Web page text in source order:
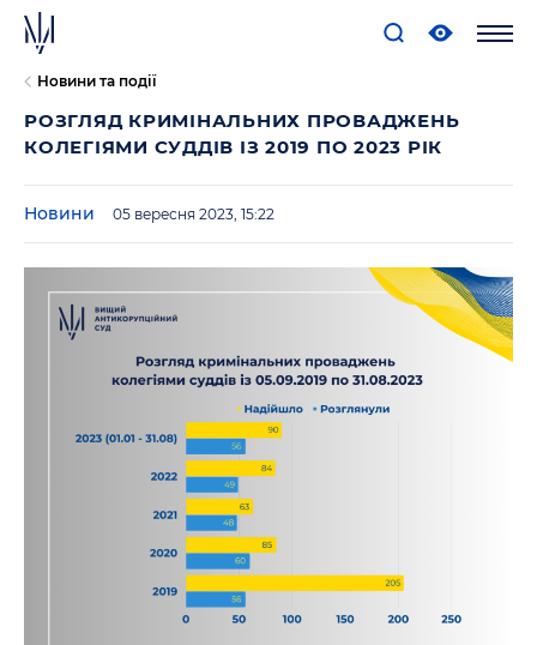
Новини та події
РОЗГЛЯД КРИМІНАЛЬНИХ ПРОВАДЖЕНЬ
КОЛЕГІЯМИ СУДДІВ ІЗ 2019 ПО 2023 РІК
Новини 05 вересня 2023, 15:22